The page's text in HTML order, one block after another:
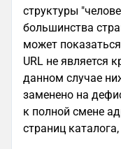
структуры
большинства
может
URL не является
данном случае
заменено на
к полной смене
страниц